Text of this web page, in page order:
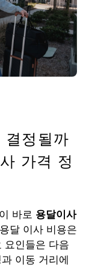
결정될까
가격 정
바로 용달이사
달 이사 비용은
요인들은 다음
이동 거리에